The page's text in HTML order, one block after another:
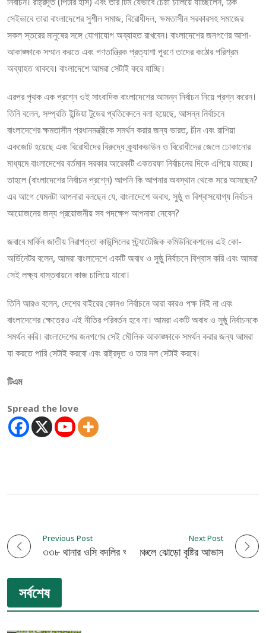
সেইভাবে তারা বাংলাদেশের সুশীল সমাজ, বিরোধীদল, ক্ষমতাসীন সরকারসহ সমাজের
সকল স্তরের মানুষের সঙ্গে যোগাযোগ অব্যাহত রাখবেন। বাংলাদেশের জনগণের আশা-
আকাঙ্ক্ষাকে সম্মান করতে এবং গণতান্ত্রিক প্রত্যাশা পূরণে তাদের কঠোর পরিশ্রম
অব্যাহত থাকবে। বাংলাদেশে আমরা সেটাই করে যাচ্ছি।
এরপর পৃথক এক প্রশ্নে ওই সাংবাদিক বাংলাদেশের আসন্ন নির্বাচন নিয়ে প্রশ্ন করেন।
তিনি বলেন, সম্প্রতি ইন্ডিয়া টুডের প্রতিবেদনে বলা হয়েছে, আসন্ন নির্বাচনে
বাংলাদেশের ক্ষমতাসীন প্রধানমন্ত্রীকে সমর্থন করার জন্য ভারত, চীন এবং রাশিয়া
একজোট হয়েছে এবং বিরোধীদের বিরুদ্ধে ক্র্যাকডাউন ও বিরোধীদের জেলে ঢোকানোর
মাধ্যমে বাংলাদেশের বর্তমান সরকার আরেকটি একতরফা নির্বাচনের দিকে এগিয়ে যাচ্ছে।
তাহলে (বাংলাদেশের নির্বাচন প্রশ্নে) আপনি কি আপনার অবস্থান থেকে সরে আসছেন?
এর আগে যেমনটা আপনারা বলছেন যে, বাংলাদেশে অবাধ, সুষ্ঠু ও বিশ্বাসযোগ্য নির্বাচন
আয়োজনের জন্য প্রয়োজনীয় সব পদক্ষেপ আপনারা নেবেন?
জবাবে মার্কিন জাতীয় নিরাপত্তা কাউন্সিলের স্ট্র্যাটেজিক কমিউনিকেশনের এই কো-
অর্ডিনেটর বলেন, আমরা বাংলাদেশে একটি অবাধ ও সুষ্ঠু নির্বাচনে বিশ্বাস করি এবং আমরা
সেই লক্ষ্য বাস্তবায়নে কাজ চালিয়ে যাবো।
তিনি আরও বলেন, দেশের বাইরের কোনও নির্বাচনে আরা কারও পক্ষ নিই না এবং
বাংলাদেশের ক্ষেত্রেও এই নীতির পরিবর্তন হবে না। আমরা একটি অবাধ ও সুষ্ঠু নির্বাচনকে
সমর্থন করি। বাংলাদেশের জনগণের সেই মৌলিক আকাঙ্ক্ষাকে সমর্থন করার জন্য আমরা
যা করতে পারি সেটাই করবো এবং রাষ্ট্রদূত ও তার দল সেটাই করবে।
টিএম
Spread the love
P
o
t
Previous Post
৩৩৮ থানার ওসি বদলির অনুমোদন
Next Post
ঢাকাসহ ১৭ অঞ্চলে ঝোড়ো বৃষ্টির আভাস
সর্বশেষ